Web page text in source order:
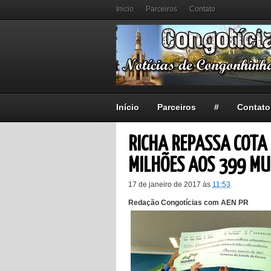
Inicio Parceiros Contato
Início Parceiros # Contato
RICHA REPASSA
MILHÕES AOS 399
17 de janeiro de 2017 às 11:53
Redação Congotícias com AEN PR